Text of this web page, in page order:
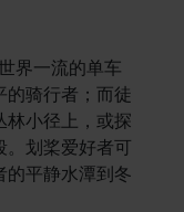
界一流的单车
的骑行者；而徒
林小径上，或探
。划桨爱好者可
的平静水潭到冬